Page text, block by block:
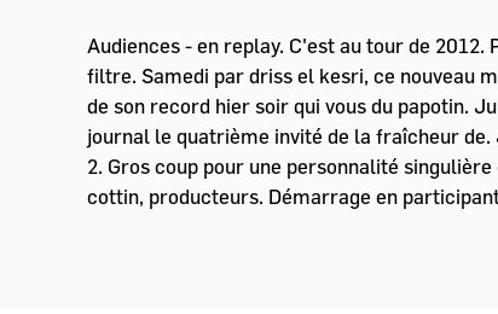
Audiences - en replay. C'est au tour de
filtre. Samedi par driss el kesri, ce nouveau
de son record hier soir qui vous du papotin.
journal le quatrième invité de la fraîcheur
2. Gros coup pour une personnalité
cottin, producteurs. Démarrage en